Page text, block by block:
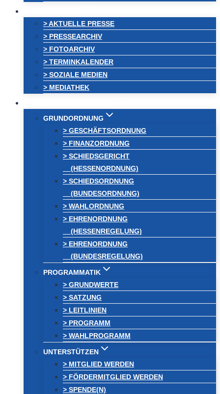
> AKTUELLE PRESSE
> PRESSEARCHIV
> FOTOARCHIV
> TERMINKALENDER
> SOZIALE MEDIEN
> MEDIATHEK
GRUNDORDNUNG
> GESCHÄFTSORDNUNG
> FINANZORDNUNG
> SCHIEDSGERICHT
(HESSENORDNUNG)
> SCHIEDSORDNUNG
(BUNDESORDNUNG)
> WAHLORDNUNG
> EHRENORDNUNG
(HESSENREGELUNG)
> EHRENORDNUNG
(BUNDESREGELUNG)
PROGRAMMATIK
> GRUNDWERTE
> SATZUNG
> LEITLINIEN
> PROGRAMM
> WAHLPROGRAMM
UNTERSTÜTZEN
> MITGLIED WERDEN
> FÖRDERMITGLIED WERDEN
> SPENDE(N)